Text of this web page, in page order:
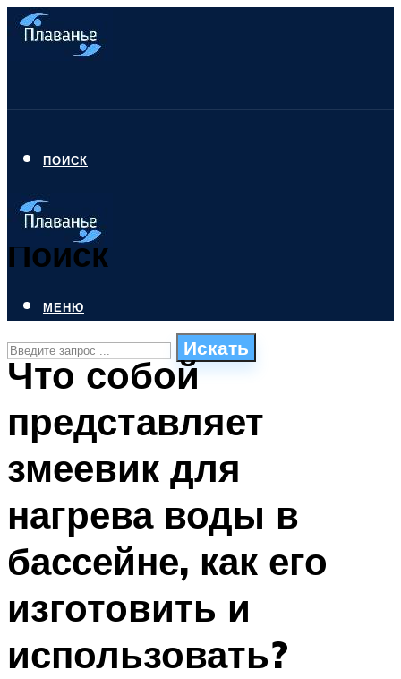
ПОИСК
Поиск
Искать
ПЛАВАНЬЕ ДЛЯ ДЕТЕЙ
БАССЕЙН ДЛЯ ДОМА
МЕНЮ
МЕНЮ
Что собой
представляет
змеевик для
нагрева воды в
бассейне, как его
изготовить и
использовать?